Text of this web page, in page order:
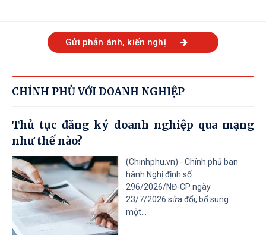
Gửi phản ánh, kiến nghị
CHÍNH PHỦ VỚI DOANH NGHIỆP
Thủ tục đăng ký doanh nghiệp qua mạng
như thế nào?
(Chinhphu.vn) - Chính phủ ban
hành Nghị định số
296/2026/NĐ-CP ngày
23/7/2026 sửa đổi, bổ sung
một...